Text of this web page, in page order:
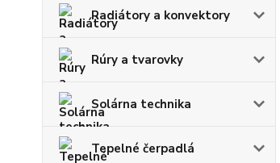
Radiátory a konvektory
Rúry a tvarovky
Solárna technika
Tepelné čerpadlá